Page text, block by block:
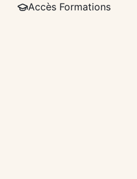
Accès Formations